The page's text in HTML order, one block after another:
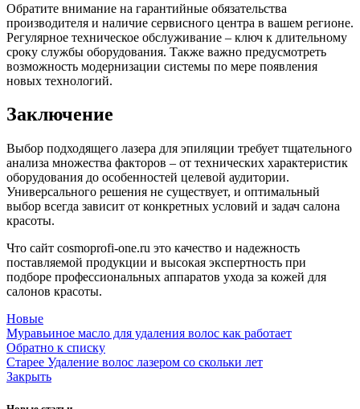
Обратите внимание на гарантийные обязательства
производителя и наличие сервисного центра в вашем регионе.
Регулярное техническое обслуживание – ключ к длительному
сроку службы оборудования. Также важно предусмотреть
возможность модернизации системы по мере появления
новых технологий.
Заключение
Выбор подходящего лазера для эпиляции требует тщательного
анализа множества факторов – от технических характеристик
оборудования до особенностей целевой аудитории.
Универсального решения не существует, и оптимальный
выбор всегда зависит от конкретных условий и задач салона
красоты.
Что сайт cosmoprofi-one.ru это качество и надежность
поставляемой продукции и высокая экспертность при
подборе профессиональных аппаратов ухода за кожей для
салонов красоты.
Новые
Муравьиное масло для удаления волос как работает
Обратно к списку
Старее Удаление волос лазером со скольки лет
Закрыть